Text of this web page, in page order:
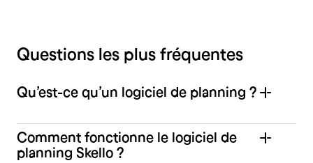
Questions les plus fréquentes
Qu’est-ce qu’un logiciel de planning ?
Comment fonctionne le logiciel de
planning Skello ?